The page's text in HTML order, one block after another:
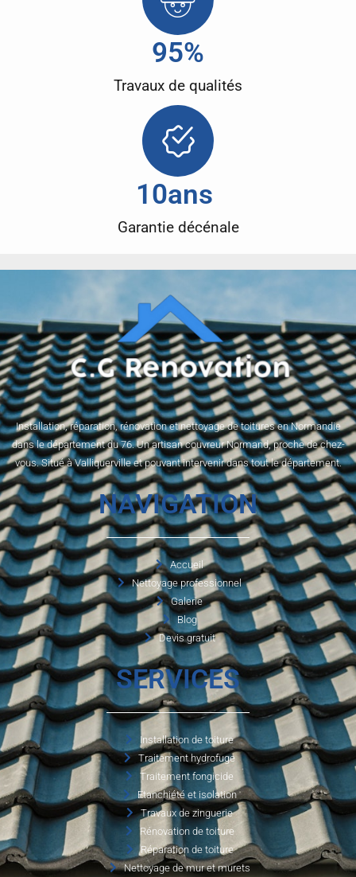
Travaux de qualités
95%
Garantie décénale
10ans
Installation, réparation, rénovation et nettoyage de toitures en Normandie
dans le département du 76. Un artisan couvreur Normand, proche de chez-
vous. Situé à Valliquerville et pouvant intervenir dans tout le département.
NAVIGATION
Accueil
Nettoyage professionnel
Galerie
Blog
Devis gratuit
SERVICES
Installation de toiture
Traitement hydrofuge
Traitement fongicide
Etanchiété et isolation
Travaux de zinguerie
Rénovation de toiture
Réparation de toiture
Nettoyage de mur et murets